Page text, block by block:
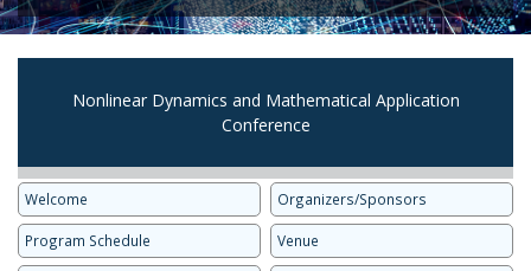
Nonlinear Dynamics and Mathematical Application
Conference
Welcome Organizers/Sponsors
Program Schedule Venue